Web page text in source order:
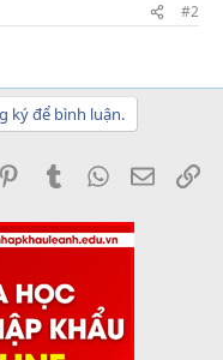
#2
ký để bình luận.
PinterestTumblrWhatsApp
Email